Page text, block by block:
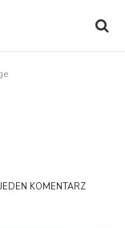
JEDEN KOMENTARZ